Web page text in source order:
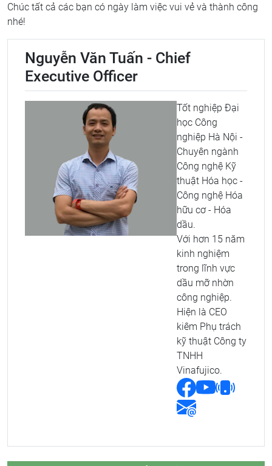
Chúc tất cả các bạn có ngày làm việc vui vẻ và thành công
nhé!
Nguyễn Văn Tuấn - Chief
Executive Officer
Tốt nghiệp Đại
học Công
nghiệp Hà Nội -
Chuyên ngành
Công nghệ Kỹ
thuật Hóa học -
Công nghệ Hóa
hữu cơ - Hóa
dầu.
Với hơn 15 năm
kinh nghiệm
trong lĩnh vực
dầu mỡ nhờn
công nghiệp.
Hiện là CEO
kiêm Phụ trách
kỹ thuật Công ty
TNHH
Vinafujico.